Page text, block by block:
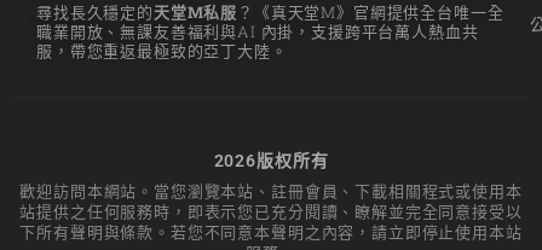
天堂M 無課
天堂M 職業推薦
天堂M職業推薦
尋找長久穩定的天堂M私服 ？《真天堂M》官網提供全台唯一全
職業開放、無課友善福利與AI 內掛，支援跨平台萬人熱血共
服，帶您重返最極致的亞丁大陸。
2026版权所有
歡迎訪問本網站。當您瀏覽本站、註冊會員、下載相關程式或使用本
站提供之任何服務時，即表示您已充分閱讀、瞭解並完全同意接受以
下所有聲明與條款。若您不同意本聲明之內容，請立即停止使用本站